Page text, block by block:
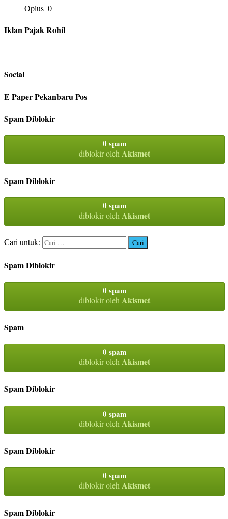
Oplus_0
Iklan Pajak Rohil
Social
E Paper Pekanbaru Pos
Spam Diblokir
0 spam
diblokir olehAkismet
Spam Diblokir
0 spam
diblokir oleh Akismet
Cari untuk:
Spam Diblokir
0 spam
diblokir oleh Akismet
Spam
0 spam
diblokir olehAkismet
Spam Diblokir
0 spam
diblokir oleh Akismet
Spam Diblokir
0 spam
diblokir olehAkismet
Spam Diblokir